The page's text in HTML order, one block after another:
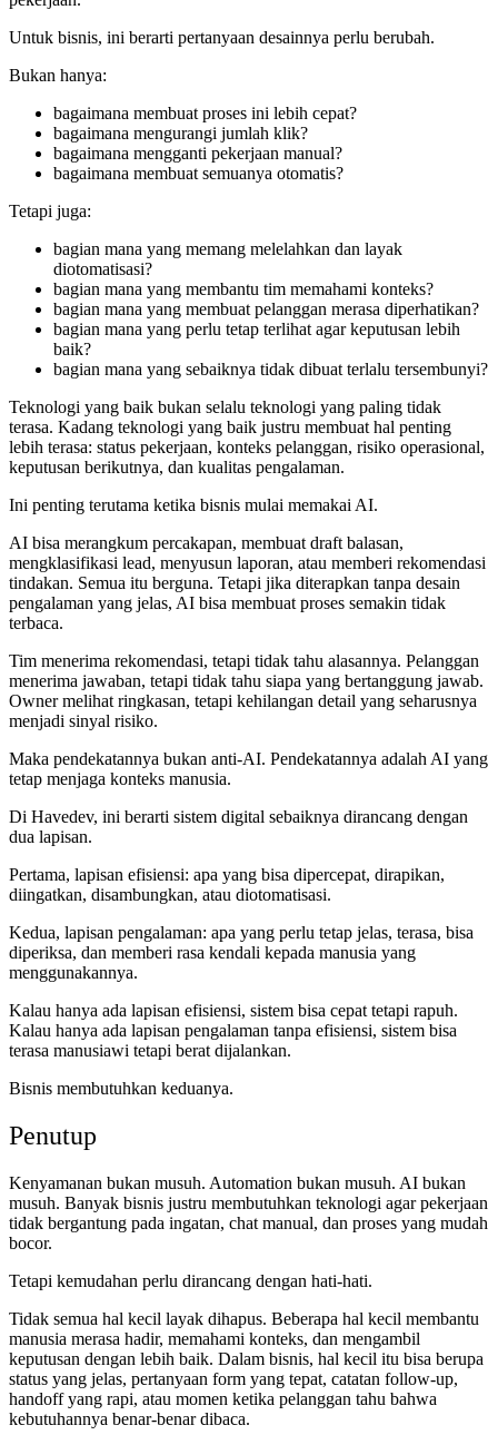
Untuk bisnis, ini berarti pertanyaan desainnya perlu berubah.
Bukan hanya:
bagaimana membuat proses ini lebih cepat?
bagaimana mengurangi jumlah klik?
bagaimana mengganti pekerjaan manual?
bagaimana membuat semuanya otomatis?
Tetapi juga:
bagian mana yang memang melelahkan dan layak
diotomatisasi?
bagian mana yang membantu tim memahami konteks?
bagian mana yang membuat pelanggan merasa diperhatikan?
bagian mana yang perlu tetap terlihat agar keputusan lebih
baik?
bagian mana yang sebaiknya tidak dibuat terlalu tersembunyi?
Teknologi yang baik bukan selalu teknologi yang paling tidak
terasa. Kadang teknologi yang baik justru membuat hal penting
lebih terasa: status pekerjaan, konteks pelanggan, risiko operasional,
keputusan berikutnya, dan kualitas pengalaman.
Ini penting terutama ketika bisnis mulai memakai AI.
AI bisa merangkum percakapan, membuat draft balasan,
mengklasifikasi lead, menyusun laporan, atau memberi rekomendasi
tindakan. Semua itu berguna. Tetapi jika diterapkan tanpa desain
pengalaman yang jelas, AI bisa membuat proses semakin tidak
terbaca.
Tim menerima rekomendasi, tetapi tidak tahu alasannya. Pelanggan
menerima jawaban, tetapi tidak tahu siapa yang bertanggung jawab.
Owner melihat ringkasan, tetapi kehilangan detail yang seharusnya
menjadi sinyal risiko.
Maka pendekatannya bukan anti-AI. Pendekatannya adalah AI yang
tetap menjaga konteks manusia.
Di Havedev, ini berarti sistem digital sebaiknya dirancang dengan
dua lapisan.
Pertama, lapisan efisiensi: apa yang bisa dipercepat, dirapikan,
diingatkan, disambungkan, atau diotomatisasi.
Kedua, lapisan pengalaman: apa yang perlu tetap jelas, terasa, bisa
diperiksa, dan memberi rasa kendali kepada manusia yang
menggunakannya.
Kalau hanya ada lapisan efisiensi, sistem bisa cepat tetapi rapuh.
Kalau hanya ada lapisan pengalaman tanpa efisiensi, sistem bisa
terasa manusiawi tetapi berat dijalankan.
Bisnis membutuhkan keduanya.
Penutup
Kenyamanan bukan musuh. Automation bukan musuh. AI bukan
musuh. Banyak bisnis justru membutuhkan teknologi agar pekerjaan
tidak bergantung pada ingatan, chat manual, dan proses yang mudah
bocor.
Tetapi kemudahan perlu dirancang dengan hati-hati.
Tidak semua hal kecil layak dihapus. Beberapa hal kecil membantu
manusia merasa hadir, memahami konteks, dan mengambil
keputusan dengan lebih baik. Dalam bisnis, hal kecil itu bisa berupa
status yang jelas, pertanyaan form yang tepat, catatan follow-up,
handoff yang rapi, atau momen ketika pelanggan tahu bahwa
kebutuhannya benar-benar dibaca.